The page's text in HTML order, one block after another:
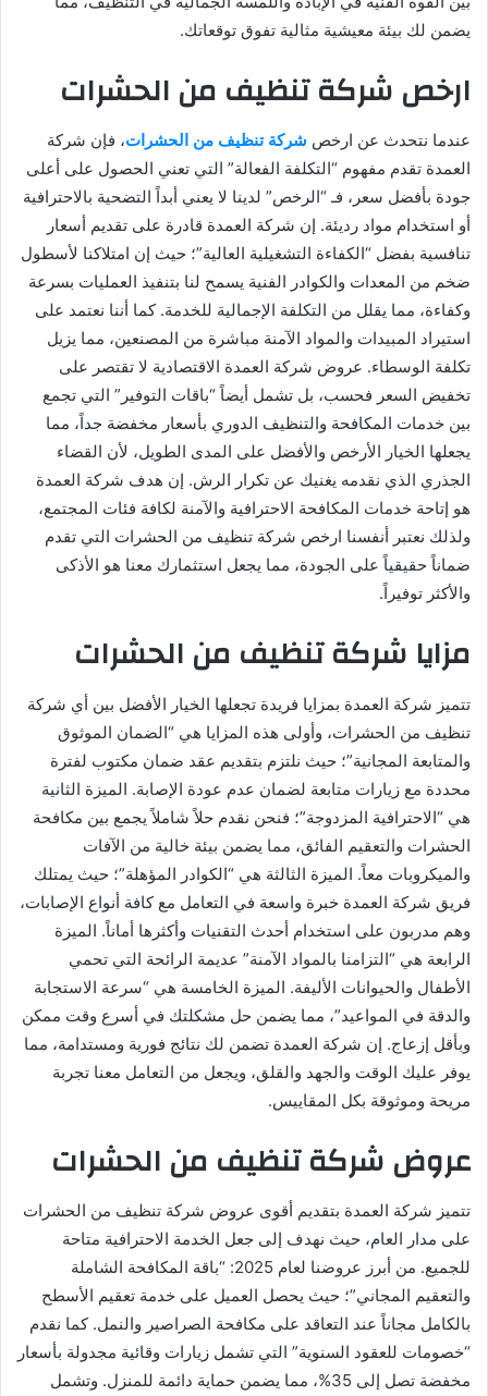
يضمن لك بيئة معيشية مثالية تفوق توقعاتك.
ارخص شركة تنظيف من الحشرات
عندما نتحدث عن ارخص شركة تنظيف من الحشرات، فإن شركة
العمدة تقدم مفهوم “التكلفة الفعالة” التي تعني الحصول على أعلى
جودة بأفضل سعر، فـ “الرخص” لدينا لا يعني أبداً التضحية بالاحترافية
أو استخدام مواد رديئة. إن شركة العمدة قادرة على تقديم أسعار
تنافسية بفضل “الكفاءة التشغيلية العالية”؛ حيث إن امتلاكنا لأسطول
ضخم من المعدات والكوادر الفنية يسمح لنا بتنفيذ العمليات بسرعة
وكفاءة، مما يقلل من التكلفة الإجمالية للخدمة. كما أننا نعتمد على
استيراد المبيدات والمواد الآمنة مباشرة من المصنعين، مما يزيل
تكلفة الوسطاء. عروض شركة العمدة الاقتصادية لا تقتصر على
تخفيض السعر فحسب، بل تشمل أيضاً “باقات التوفير” التي تجمع
بين خدمات المكافحة والتنظيف الدوري بأسعار مخفضة جداً، مما
يجعلها الخيار الأرخص والأفضل على المدى الطويل، لأن القضاء
الجذري الذي نقدمه يغنيك عن تكرار الرش. إن هدف شركة العمدة
هو إتاحة خدمات المكافحة الاحترافية والآمنة لكافة فئات المجتمع،
ولذلك نعتبر أنفسنا ارخص شركة تنظيف من الحشرات التي تقدم
ضماناً حقيقياً على الجودة، مما يجعل استثمارك معنا هو الأذكى
والأكثر توفيراً.
مزايا شركة تنظيف من الحشرات
تتميز شركة العمدة بمزايا فريدة تجعلها الخيار الأفضل بين أي شركة
تنظيف من الحشرات، وأولى هذه المزايا هي “الضمان الموثوق
والمتابعة المجانية”؛ حيث نلتزم بتقديم عقد ضمان مكتوب لفترة
محددة مع زيارات متابعة لضمان عدم عودة الإصابة. الميزة الثانية
هي “الاحترافية المزدوجة”؛ فنحن نقدم حلاً شاملاً يجمع بين مكافحة
الحشرات والتعقيم الفائق، مما يضمن بيئة خالية من الآفات
والميكروبات معاً. الميزة الثالثة هي “الكوادر المؤهلة”؛ حيث يمتلك
فريق شركة العمدة خبرة واسعة في التعامل مع كافة أنواع الإصابات،
وهم مدربون على استخدام أحدث التقنيات وأكثرها أماناً. الميزة
الرابعة هي “التزامنا بالمواد الآمنة” عديمة الرائحة التي تحمي
الأطفال والحيوانات الأليفة. الميزة الخامسة هي “سرعة الاستجابة
والدقة في المواعيد”، مما يضمن حل مشكلتك في أسرع وقت ممكن
وبأقل إزعاج. إن شركة العمدة تضمن لك نتائج فورية ومستدامة، مما
يوفر عليك الوقت والجهد والقلق، ويجعل من التعامل معنا تجربة
مريحة وموثوقة بكل المقاييس.
عروض شركة تنظيف من الحشرات
تتميز شركة العمدة بتقديم أقوى عروض شركة تنظيف من الحشرات
على مدار العام، حيث نهدف إلى جعل الخدمة الاحترافية متاحة
للجميع. من أبرز عروضنا لعام 2025: “باقة المكافحة الشاملة
والتعقيم المجاني”؛ حيث يحصل العميل على خدمة تعقيم الأسطح
بالكامل مجاناً عند التعاقد على مكافحة الصراصير والنمل. كما نقدم
“خصومات للعقود السنوية” التي تشمل زيارات وقائية مجدولة بأسعار
مخفضة تصل إلى 35%، مما يضمن حماية دائمة للمنزل. وتشمل